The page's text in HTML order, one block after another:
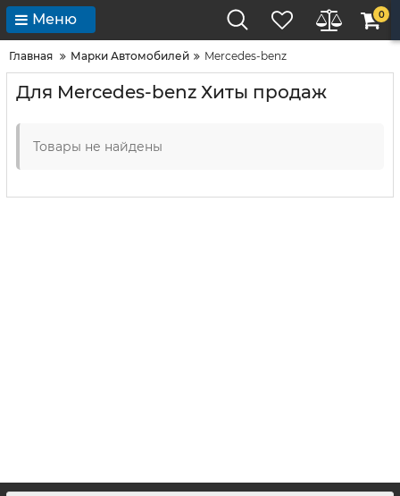
Меню 0
Главная Марки Автомобилей Mercedes-benz
Для Mercedes-benz Хиты продаж
Товары не найдены